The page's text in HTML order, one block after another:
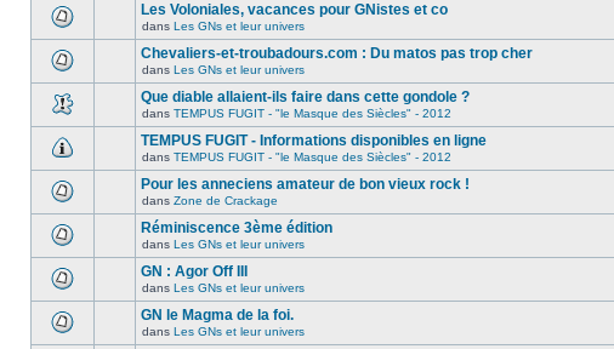
Les Voloniales, vacances pour GNistes et co
dans Les GNs et leur univers
Chevaliers-et-troubadours.com : Du matos pas trop cher
dans Les GNs et leur univers
Que diable allaient-ils faire dans cette gondole ?
dans TEMPUS FUGIT - "le Masque des Siècles" - 2012
TEMPUS FUGIT - Informations disponibles en ligne
dans TEMPUS FUGIT - "le Masque des Siècles" - 2012
Pour les anneciens amateur de bon vieux rock !
dans Zone de Crackage
Réminiscence 3ème édition
dans Les GNs et leur univers
GN : Agor Off III
dans Les GNs et leur univers
GN le Magma de la foi.
dans Les GNs et leur univers